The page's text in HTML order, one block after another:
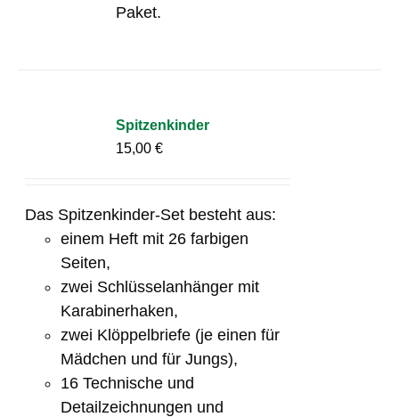
Paket.
Spitzenkinder
15,00€
Das Spitzenkinder-Set besteht aus:
einem Heft mit 26 farbigen
Seiten,
zwei Schlüsselanhänger mit
Karabinerhaken,
zwei Klöppelbriefe (je einen für
Mädchen und für Jungs),
16 Technische und
Detailzeichnungen und